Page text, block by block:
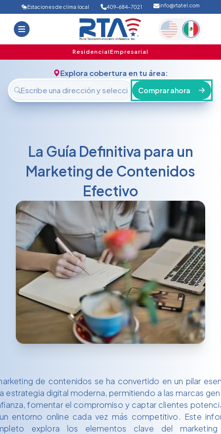
Inicio
Ofertas
Soporte
FAQ
Iniciar sesión
Estaciones de clima local 409-684-7021 info@rtatel.com
ResidencialEmpresarial
Explora cobertura en tu área:
Comprar ahora
La Guía Definitiva para un
Marketing de Contenidos
Efectivo
de contenidos se ha convertido en un pilar
estrategia digital moderna, permitiendo a las marcas
fomentar el compromiso y captar clientes
entorno online cada vez más competitivo. Este
explora los elementos clave del